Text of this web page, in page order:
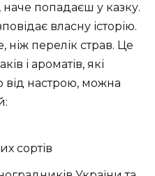
попадаєш у казку.
власну історію.
ніж перелік страв. Це
і ароматів, які
від настрою, можна
сортів